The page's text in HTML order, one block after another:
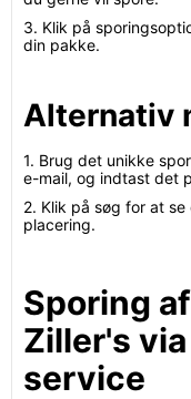
3. Klik på
din pakke.
Alternativ
1. Brug det unikke
e-mail, og indtast det
2. Klik på søg for at
placering.
Sporing
Ziller's
service